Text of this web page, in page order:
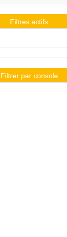
Filtres actifs
Filtrer par console